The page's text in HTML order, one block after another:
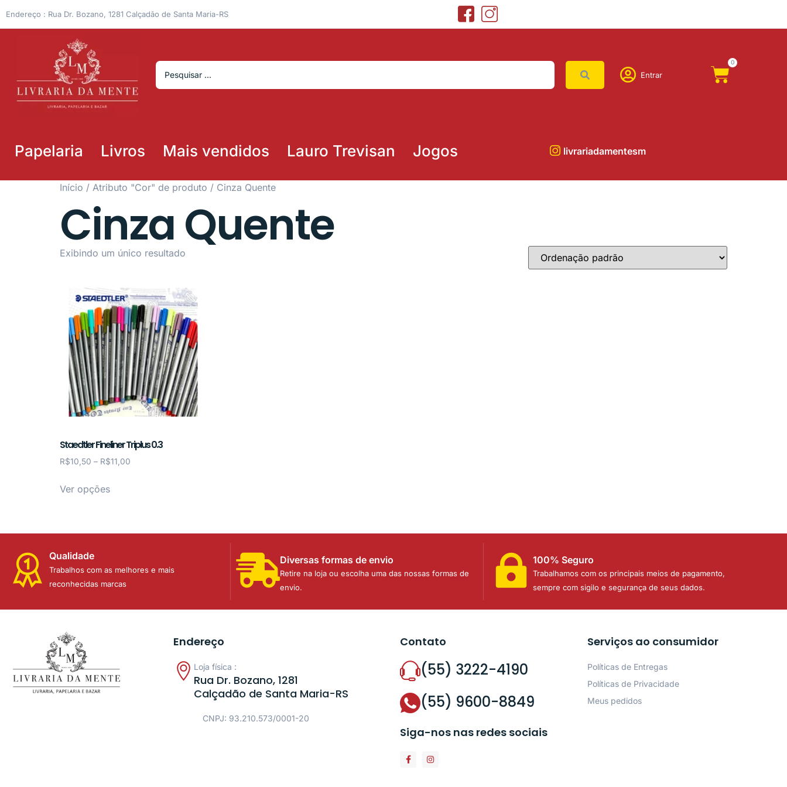
Endereço : Rua Dr. Bozano, 1281 Calçadão de Santa Maria-RS
Entrar
0
Papelaria Livros Mais vendidos Lauro Trevisan Jogos livrariadamentesm
Início / Atributo "Cor" de produto / Cinza Quente
Cinza Quente
Exibindo um único resultado
Staedtler Fineliner Triplus 0.3
R$10,50 – R$11,00
Ver opções
Qualidade
Trabalhos com as melhores e mais
reconhecidas marcas
Diversas formas de envio
Retire na loja ou escolha uma das nossas formas de
envio.
100% Seguro
Trabalhamos com os principais meios de pagamento,
sempre com sigilo e segurança de seus dados.
Endereço
Loja física :
Rua Dr. Bozano, 1281
Calçadão de Santa Maria-RS
CNPJ: 93.210.573/0001-20
Contato
(55) 3222-4190
(55) 9600-8849
Siga-nos nas redes sociais
Serviços ao consumidor
Políticas de Entregas
Políticas de Privacidade
Meus pedidos